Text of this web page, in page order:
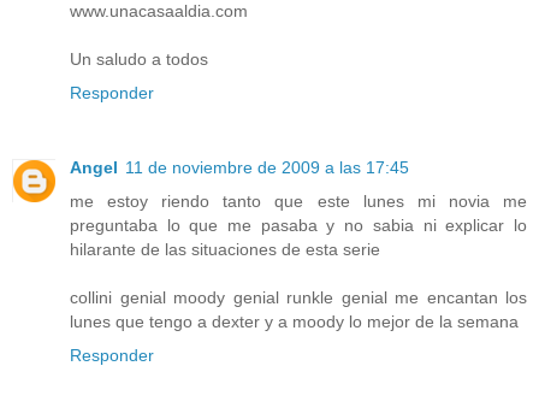
www.unacasaaldia.com
Un saludo a todos
Responder
Angel 11 de noviembre de 2009 a las 17:45
me estoy riendo tanto que este lunes mi novia me
preguntaba lo que me pasaba y no sabia ni explicar lo
hilarante de las situaciones de esta serie
collini genial moody genial runkle genial me encantan los
lunes que tengo a dexter y a moody lo mejor de la semana
Responder